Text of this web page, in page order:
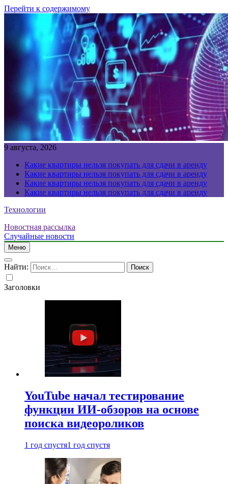
Перейти к содержимому
9 августа, 2026
Какие квартиры нельзя покупать для сдачи в аренду
Какие квартиры нельзя покупать для сдачи в аренду
Какие квартиры нельзя покупать для сдачи в аренду
Какие квартиры нельзя покупать для сдачи в аренду
Технологии
Новостная рассылка
Случайные новости
Меню
Найти:
Заголовки
YouTube начал тестирование
функции ИИ-обзоров на основе
поиска видеороликов
1 год спустя1 год спустя